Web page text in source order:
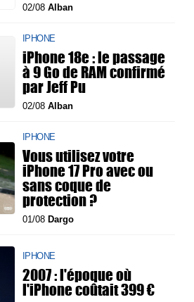
02/08 Alban
IPHONE
iPhone 18e : le passage
à 9 Go de RAM confirmé
par Jeff Pu
02/08 Alban
IPHONE
Vous utilisez votre
iPhone 17 Pro avec ou
sans coque de
protection ?
01/08 Dargo
IPHONE
2007 : l'époque où
l'iPhone coûtait 399 €